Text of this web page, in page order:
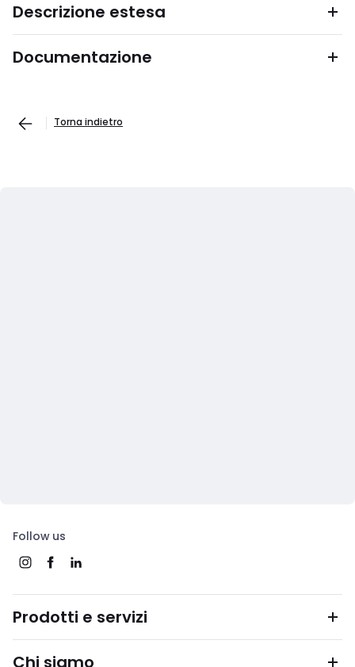
Descrizione estesa
Documentazione
Torna indietro
Follow us
Prodotti e servizi
Chi siamo